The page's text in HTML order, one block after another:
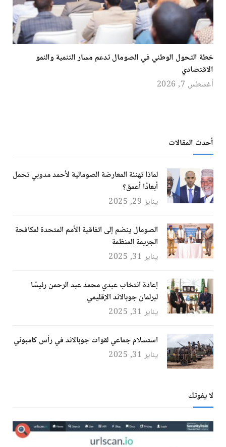
خطة التحول الوطني في الصومال تدعم مسار التنمية والنمو
الاقتصادي
أغسطس 7, 2026
أحدث المقالات
لماذا تهنئة المعارضة الصومالية لأحمد مدوبي تحمل
أبعادًا أعمق؟
يناير 29, 2025
الصومال ينضم إلى اتفاقية الأمم المتحدة لمكافحة
الجريمة المنظمة
يناير 31, 2025
إعادة انتخاب عبدي محمد عبد الرحمن رئيسًا
لبرلمان جوبالاند الإقليمي
يناير 31, 2025
استسلام جماعي لقوات جوبالاند في رأس كامبوني
يناير 31, 2025
لا يفوتك